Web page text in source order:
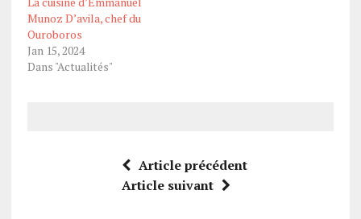
Munoz D’avila, chef du
Ouroboros
Jan 15, 2024
Dans "Actualités"
Article précédent
Article suivant